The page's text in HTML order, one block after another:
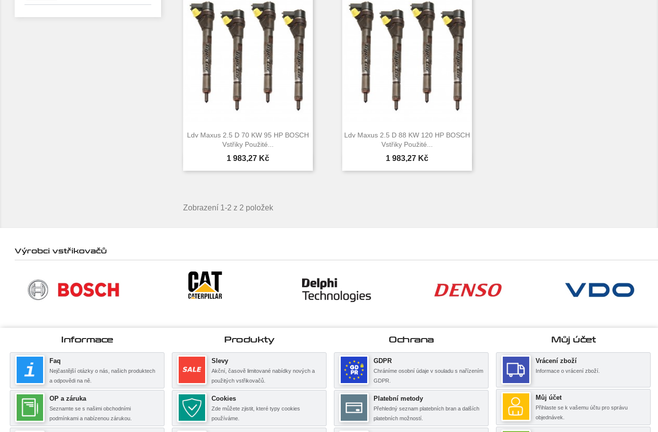
Ldv Maxus 2.5 D 70 KW 95 HP BOSCH
Vstřiky Použité...
Cena
1 983,27 Kč
 Rychlý náhled
Ldv Maxus 2.5 D 88 KW 120 HP BOSCH
Vstřiky Použité...
Cena
1 983,27 Kč
 Rychlý náhled
Zobrazení 1-2 z 2 položek
Výrobci vstřikovačů
Informace
Faq
Nejčastější otázky o nás, našich produktech
a odpovědi na ně.
OP a záruka
Seznamte se s našimi obchodními
podmínkami a nabízenou zárukou.
Produkty
Slevy
Akční, časově limitované nabídky nových a
použitých vstřikovačů.
Cookies
Zde můžete zjistit, které typy cookies
používáme.
Ochrana
GDPR
Chráníme osobní údaje v souladu s nařízením
GDPR.
Platební metody
Přehledný seznam platebních bran a dalších
platebních možností.
Můj účet
Vrácení zboží
Informace o vrácení zboží.
Můj účet
Přihlaste se k vašemu účtu pro správu
objednávek.